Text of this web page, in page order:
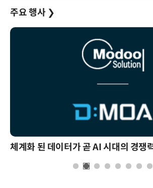
주요 행사 ❯
체계화 된 데이터가 곧 AI 시대의 경쟁